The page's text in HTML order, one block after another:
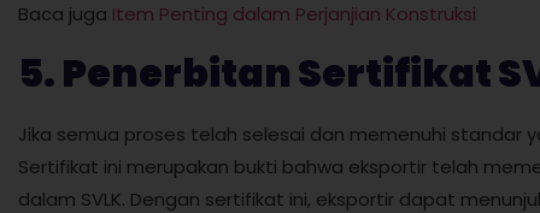
Baca juga Item Penting dalam Perjanjian Konstruksi
5. Penerbitan Sertifikat
Jika semua proses telah selesai dan memenuhi standar
Sertifikat ini merupakan bukti bahwa eksportir telah
dalam SVLK. Dengan sertifikat ini, eksportir dapat